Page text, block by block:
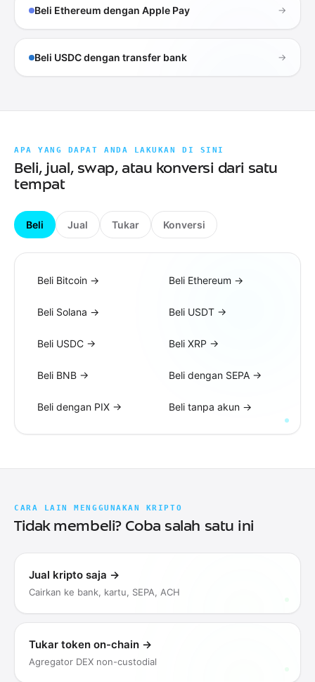
Beli Ethereum dengan Apple Pay →
Beli USDC dengan transfer bank →
APA YANG DAPAT ANDA LAKUKAN DI SINI
Beli, jual, swap, atau konversi dari satu
tempat
Beli Jual Tukar Konversi
Beli Bitcoin → Beli Ethereum →
Beli Solana → Beli USDT →
Beli USDC → Beli XRP →
Beli BNB → Beli dengan SEPA →
Beli dengan PIX → Beli tanpa akun →
CARA LAIN MENGGUNAKAN KRIPTO
Tidak membeli? Coba salah satu ini
Jual kripto saja →
Cairkan ke bank, kartu, SEPA, ACH
Tukar token on-chain →
Agregator DEX non-custodial